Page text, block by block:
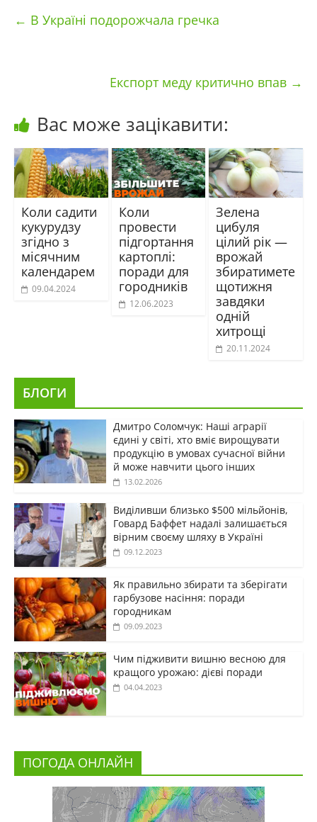
← В Україні подорожчала гречка
Експорт меду критично впав →
Вас може зацікавити:
Коли садити
кукурудзу
згідно з
місячним
календарем
09.04.2024
Коли
провести
підгортання
картоплі:
поради для
городників
12.06.2023
Зелена
цибуля
цілий рік —
врожай
збиратимете
щотижня
завдяки
одній
хитрощі
20.11.2024
БЛОГИ
Дмитро Соломчук: Наші аграрії
єдині у світі, хто вміє вирощувати
продукцію в умовах сучасної війни
й може навчити цього інших
13.02.2026
Виділивши близько $500 мільйонів,
Говард Баффет надалі залишається
вірним своєму шляху в Україні
09.12.2023
Як правильно збирати та зберігати
гарбузове насіння: поради
городникам
09.09.2023
Чим підживити вишню весною для
кращого урожаю: дієві поради
04.04.2023
ПОГОДА ОНЛАЙН